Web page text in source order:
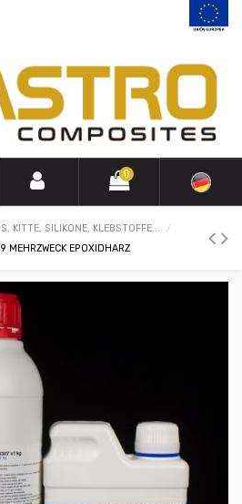
0
KITTE, SILIKONE, KLEBSTOFFE...
MEHRZWECK EPOXIDHARZ